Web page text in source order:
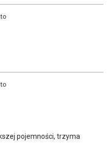
pojemności, trzyma